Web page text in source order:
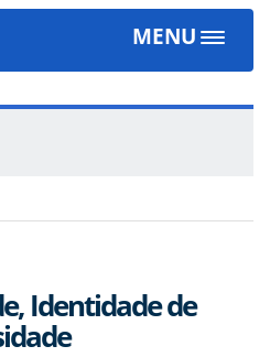
MENU
Toggle
Identidade de